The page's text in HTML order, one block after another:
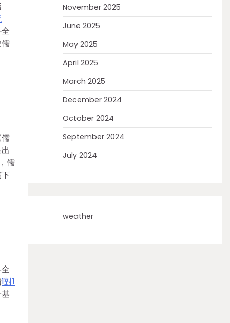
儒
1對1
November 2025
June 2025
May 2025
April 2025
March 2025
December 2024
October 2024
September 2024
July 2024
weather